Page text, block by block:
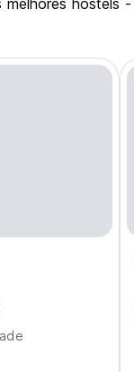
melhores hostels -